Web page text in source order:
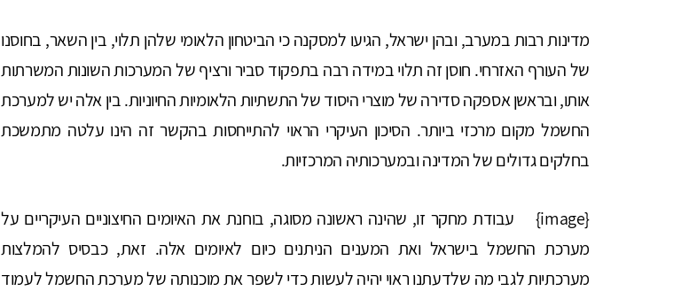
מדינות רבות במערב, ובהן ישראל, הגיעו למסקנה כי הביטחון הלאומי שלהן תלוי, בין השאר, בחוסנו
של העורף האזרחי. חוסן זה תלוי במידה רבה בתפקוד סביר ורציף של המערכות השונות המשרתות
אותו, ובראשן אספקה סדירה של מוצרי היסוד של התשתיות הלאומיות החיוניות. בין אלה יש למערכת
החשמל מקום מרכזי ביותר. הסיכון העיקרי הראוי להתייחסות בהקשר זה הינו עלטה מתמשכת
בחלקים גדולים של המדינה ובמערכותיה המרכזיות.
{image} עבודת מחקר זו, שהינה ראשונה מסוגה, בוחנת את האיומים החיצוניים העיקריים על
מערכת החשמל בישראל ואת המענים הניתנים כיום לאיומים אלה. זאת, כבסיס להמלצות
מערכתיות לגבי מה שלדעתנו ראוי יהיה לעשות כדי לשפר את מוכנותה של מערכת החשמל לעמוד